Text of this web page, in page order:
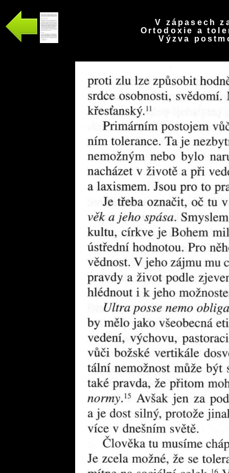
V zápasech
Ortodoxie a
Výzva